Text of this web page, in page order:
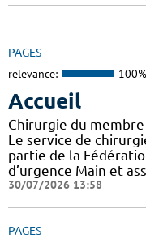
PAGES
relevance: 100%
Accueil
Chirurgie du
Le service de
partie de la
d’urgence Main et
30/07/2026 13:58
PAGES